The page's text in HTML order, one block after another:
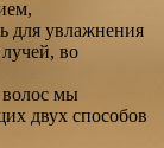
для увлажнения
во
волос мы
двух способов